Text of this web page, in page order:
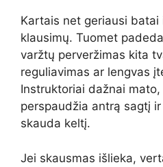
Kartais net geriausi batai
klausimų. Tuomet
varžtų perveržimas kita
reguliavimas ar lengvas
Instruktoriai dažnai
perspaudžia antrą sagtį
skauda keltį.
Jei skausmas išlieka,